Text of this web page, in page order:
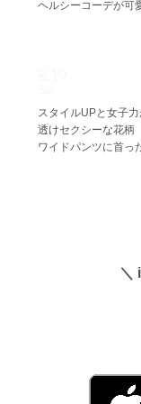
ヘルシーコーデが可
8.19
スタイルUPと女子
透けセクシーな花柄
ワイドパンツに首っ
＼